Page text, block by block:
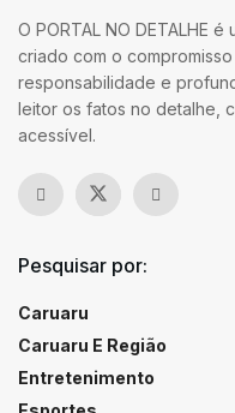
O PORTAL NO DETALHE
criado com o
responsabilidade e
leitor os fatos no detalhe,
acessível.
Pesquisar por:
Caruaru
Caruaru E Região
Entretenimento